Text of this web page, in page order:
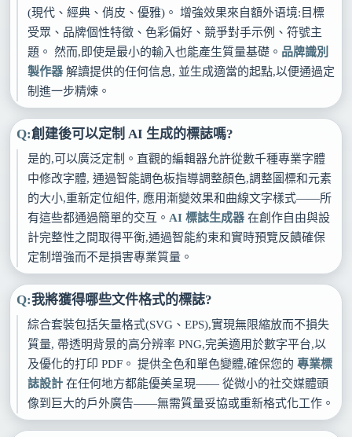
(現代、經典、俏皮、優雅)。 增強效果來自額外语境:目標
受眾、品牌個性特徵、色彩偏好、競爭對手示例、符號主
題。 然而,即使是最小的輸入也能產生質量基礎。 品牌識別
製作器 解讀提供的任何信息, 並生成適當的起點,以便通過定
制進一步精煉。
創建後可以定制 AI 生成的標誌嗎?
是的,可以廣泛定制。直觀的編輯器允許從數千種專業字體
中修改字體, 通過智能調色板指導調整顏色,調整圖標和元素
的大小,重新定位組件, 應用漸變效果和曲線文字樣式——所
有這些都通過簡單的交互。 AI 標誌生成器 在創作自由與設
計完整性之間取得平衡,通過智能約束和實時預覽反饋確保
定制增強而不是損害專業質量。
我將獲得哪些文件格式的標誌?
綜合套裝包括矢量格式(SVG、EPS),實現無限縮放而不損失
質量, 帶透明背景的高分辨率 PNG,完美適用於數字平台,以
及優化的打印 PDF。 提供全色和單色變體,確保您的 專業標
誌設計 在任何地方都能優美呈現—— 從微小的社交媒體頭
像到巨大的戶外廣告——無需質量妥協或重新格式化工作。